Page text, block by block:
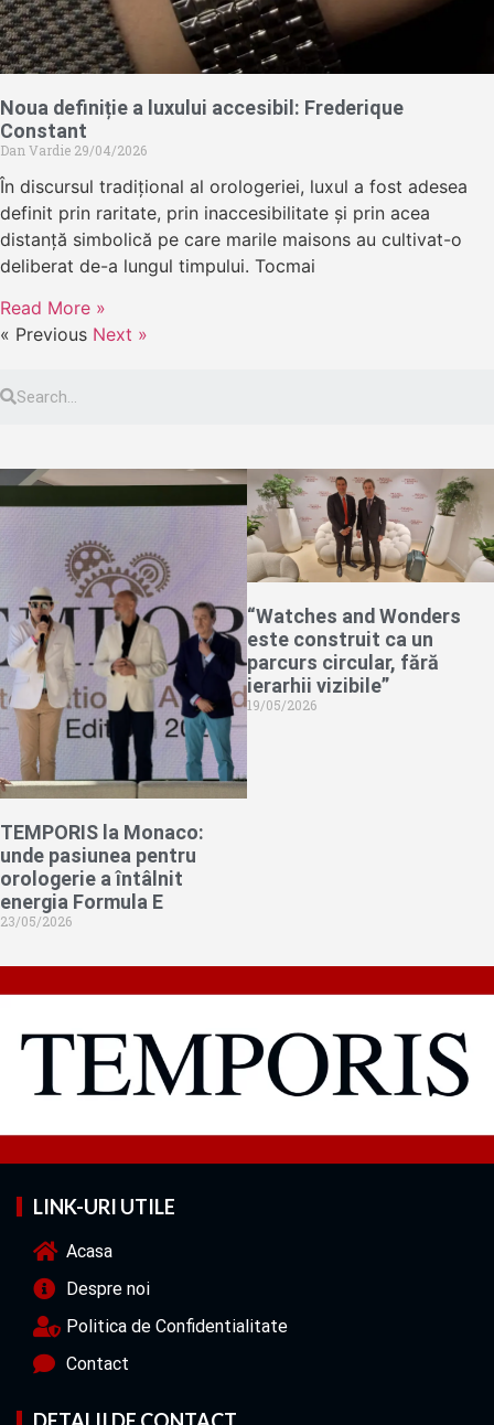
Noua definiție a luxului accesibil: Frederique
Constant
Dan Vardie 29/04/2026
În discursul tradițional al orologeriei, luxul a fost adesea
definit prin raritate, prin inaccesibilitate și prin acea
distanță simbolică pe care marile maisons au cultivat-o
deliberat de-a lungul timpului. Tocmai
Read More »
« Previous Next »
TEMPORIS la Monaco:
unde pasiunea pentru
orologerie a întâlnit
energia Formula E
23/05/2026
“Watches and Wonders
este construit ca un
parcurs circular, fără
ierarhii vizibile”
19/05/2026
LINK-URI UTILE
Acasa
Despre noi
Politica de Confidentialitate
Contact